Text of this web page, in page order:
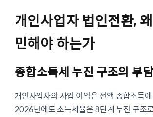
개인사업자 법인전환,
민해야 하는가
종합소득세 누진 구조의 부담
개인사업자의 사업 이익은 전액 종합소득
2026년에도 소득세율은 8단계 누진 구조